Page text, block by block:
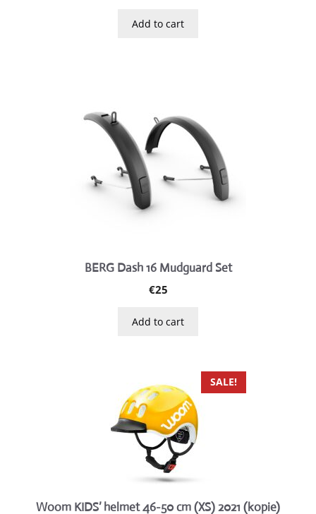
Add to cart
BERG Dash 16 Mudguard Set
€25
Add to cart
SALE!
Woom KIDS’ helmet 46-50 cm (XS) 2021 (kopie)
may